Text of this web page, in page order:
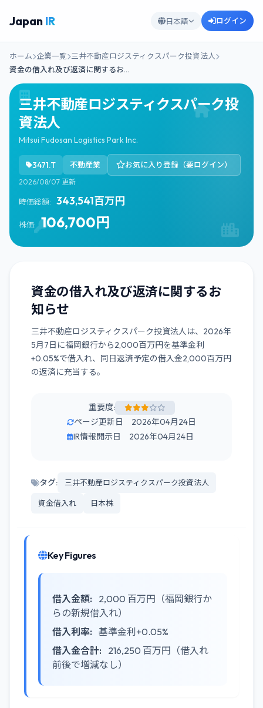
Japan IR 日本語 ログイン
ホーム 企業一覧 三井不動産ロジスティクスパーク投資法人
資金の借入れ及び返済に関するお…
三井不動産ロジスティクスパーク投
資法人
Mitsui Fudosan Logistics Park Inc.
3471.T 不動産業 お気に入り登録（要ログイン）
2026/08/07 更新
時価総額: 343,541百万円
株価: 106,700円
資金の借入れ及び返済に関するお
知らせ
三井不動産ロジスティクスパーク投資法人は、2026年
5月7日に福岡銀行から2,000百万円を基準金利
+0.05%で借入れ、同日返済予定の借入金2,000百万円
の返済に充当する。
重要度:
ページ更新日 2026年04月24日
IR情報開示日 2026年04月24日
タグ: 三井不動産ロジスティクスパーク投資法人
資金借入れ 日本株
Key Figures
借入金額:
2,000 百万円（福岡銀行か
らの新規借入れ）
借入利率: 基準金利+0.05%
借入金合計:
216,250 百万円（借入れ
前後で増減なし）